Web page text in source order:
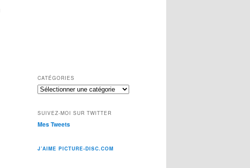
CATÉGORIES
Catégories
SUIVEZ-MOI SUR TWITTER
Mes Tweets
J’AIME PICTURE-DISC.COM